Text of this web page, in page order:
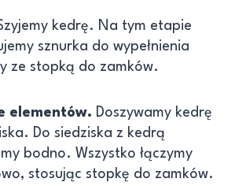
kedrę. Na tym etapie
sznurka do wypełnienia
ze stopką do zamków.
elementów. Doszywamy kedrę
Do siedziska z kedrą
bodno. Wszystko łączymy
stosując stopkę do zamków.